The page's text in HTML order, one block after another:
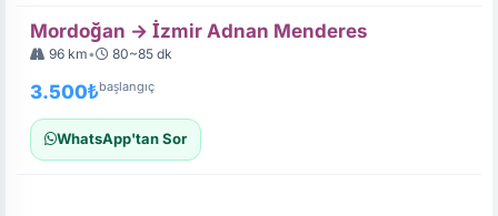
Mordoğan → İzmir Adnan Menderes
96 km• 80~85 dk
3.500₺başlangıç
WhatsApp'tan Sor